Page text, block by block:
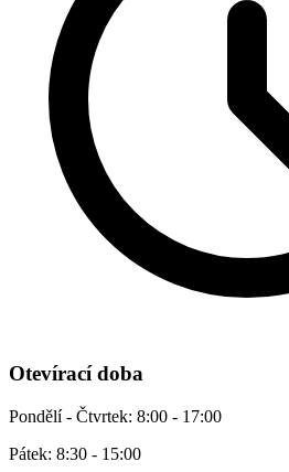
Otevírací doba
Pondělí - Čtvrtek: 8:00 - 17:00
Pátek: 8:30 - 15:00